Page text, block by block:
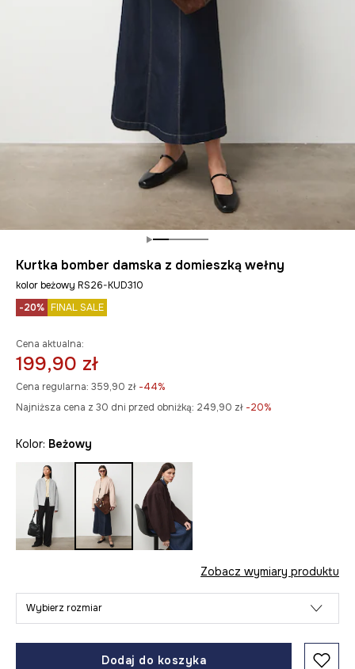
Kurtka bomber damska z domieszką wełny
kolor beżowy RS26-KUD310
-20% FINAL SALE
Cena aktualna:
199,90 zł
Cena regularna: 359,90 zł -44%
Najniższa cena z 30 dni przed obniżką: 249,90 zł -20%
Kolor: beżowy
Zobacz wymiary produktu
Wybierz rozmiar
Dodaj do koszyka